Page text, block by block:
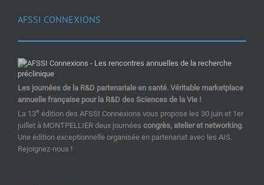
AFSSI CONNEXIONS
Les journées de la R&D partenariale en santé. Véritable marketplace
annuelle française pour la R&D des Sciences de la Vie !
La 13e édition des AFSSI Connexions vous propose les 30 juin et 1er
juillet à MONTPELLIER deux journées congrès, atelier et networking.
Une édition exceptionnelle organisée en partenariat avec les AIS.
Rejoignez-nous !